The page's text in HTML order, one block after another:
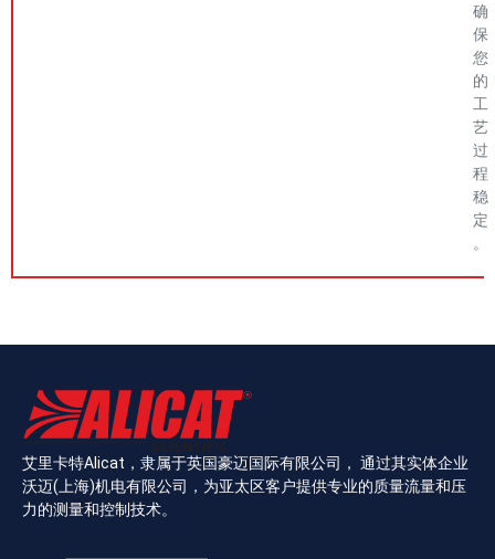
确
保
您
的
工
艺
过
程
稳
定
。
艾里卡特Alicat，隶属于英国豪迈国际有限公司， 通过其实体企业
沃迈(上海)机电有限公司，为亚太区客户提供专业的质量流量和压
力的测量和控制技术。